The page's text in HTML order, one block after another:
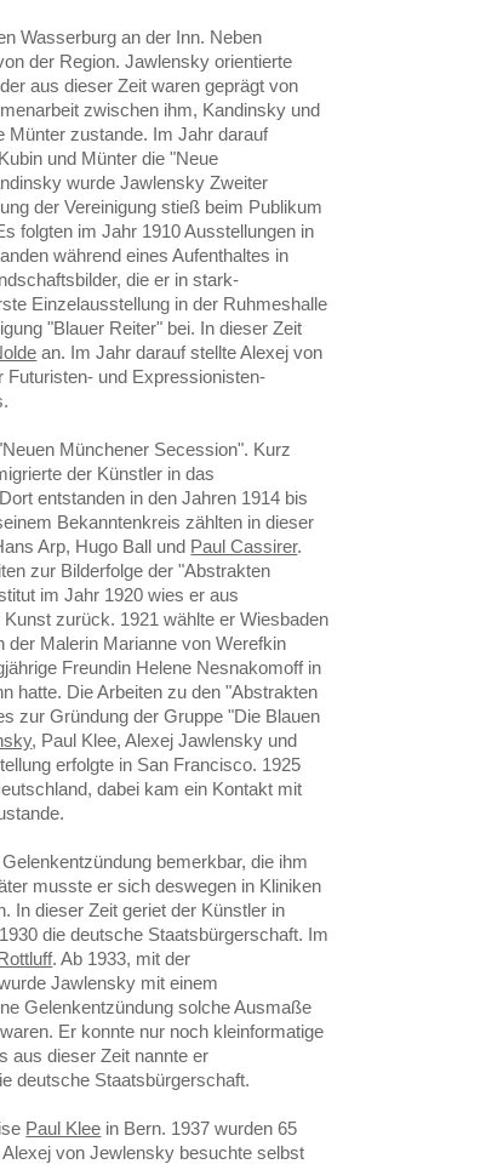
Wasserburg an der Inn. Neben
der Region. Jawlensky orientierte
aus dieser Zeit waren geprägt von
zwischen ihm, Kandinsky und
Münter zustande. Im Jahr darauf
und Münter die "Neue
wurde Jawlensky Zweiter
der Vereinigung stieß beim Publikum
folgten im Jahr 1910 Ausstellungen in
während eines Aufenthaltes in
die er in stark-
Einzelausstellung in der Ruhmeshalle
"Blauer Reiter" bei. In dieser Zeit
an. Im Jahr darauf stellte Alexej von
und Expressionisten-
Münchener Secession". Kurz
der Künstler in das
entstanden in den Jahren 1914 bis
Bekanntenkreis zählten in dieser
Arp, Hugo Ball und Paul Cassirer.
zur Bilderfolge der "Abstrakten
im Jahr 1920 wies er aus
zurück. 1921 wählte er Wiesbaden
Malerin Marianne von Werefkin
Freundin Helene Nesnakomoff in
hatte. Die Arbeiten zu den "Abstrakten
zur Gründung der Gruppe "Die Blauen
, Paul Klee, Alexej Jawlensky und
erfolgte in San Francisco. 1925
dabei kam ein Kontakt mit
bemerkbar, die ihm
musste er sich deswegen in Kliniken
In dieser Zeit geriet der Künstler in
die deutsche Staatsbürgerschaft. Im
. Ab 1933, mit der
Jawlensky mit einem
Gelenkentzündung solche Ausmaße
Er konnte nur noch kleinformatige
aus dieser Zeit nannte er
deutsche Staatsbürgerschaft.
Paul Klee in Bern. 1937 wurden 65
von Jewlensky besuchte selbst